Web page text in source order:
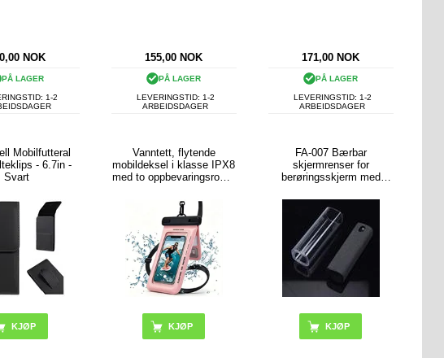
NOK
PÅ LAGER
1-2
155,00 NOK
PÅ LAGER
LEVERINGSTID: 1-2
ARBEIDSDAGER
171,00 NOK
PÅ LAGER
LEVERINGSTID: 1-2
ARBEIDSDAGER
Mobilfutteral
- 6.7in -
Svart
Vanntett, flytende
mobildeksel i klasse IPX8
med to oppbevaringsrom -
FA-007 Bærbar
skjermrenser for
berøringsskjerm med
mobiltelefoner, nettbrett
og bærbare datamaskiner
(uten væske)
KJØP